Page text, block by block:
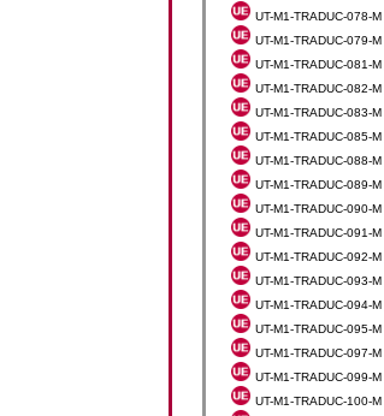
UT-M1-TRADUC-078-M
UT-M1-TRADUC-079-M
UT-M1-TRADUC-081-M
UT-M1-TRADUC-082-M
UT-M1-TRADUC-083-M
UT-M1-TRADUC-085-M
UT-M1-TRADUC-088-M
UT-M1-TRADUC-089-M
UT-M1-TRADUC-090-M
UT-M1-TRADUC-091-M
UT-M1-TRADUC-092-M
UT-M1-TRADUC-093-M
UT-M1-TRADUC-094-M
UT-M1-TRADUC-095-M
UT-M1-TRADUC-097-M
UT-M1-TRADUC-099-M
UT-M1-TRADUC-100-M